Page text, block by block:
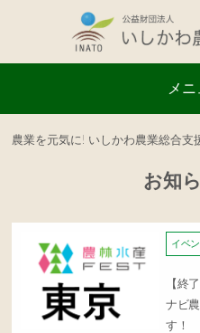
メ
農業を元気に! いしかわ農業総合支
お知
イベ
【終
ナビ
す！